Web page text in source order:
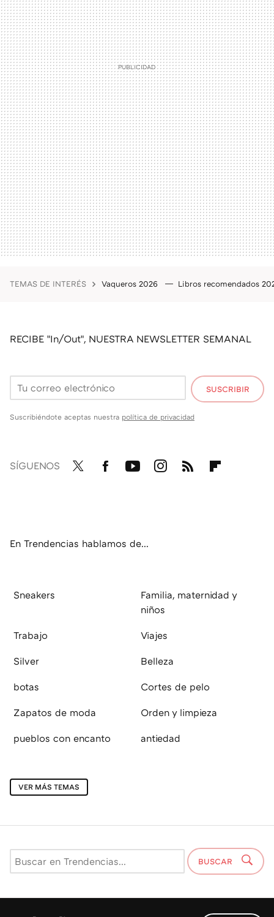
TEMAS DE INTERÉS Vaqueros 2026 Libros recomendados
RECIBE "In/Out", NUESTRA NEWSLETTER SEMANAL
SUSCRIBIR
Suscribiéndote aceptas nuestra política de privacidad
SÍGUENOS
En Trendencias hablamos de...
Sneakers
Familia, maternidad y
niños
Trabajo Viajes
Silver Belleza
botas Cortes de pelo
Zapatos de moda Orden y limpieza
pueblos con encanto antiedad
VER MÁS TEMAS
BUSCAR